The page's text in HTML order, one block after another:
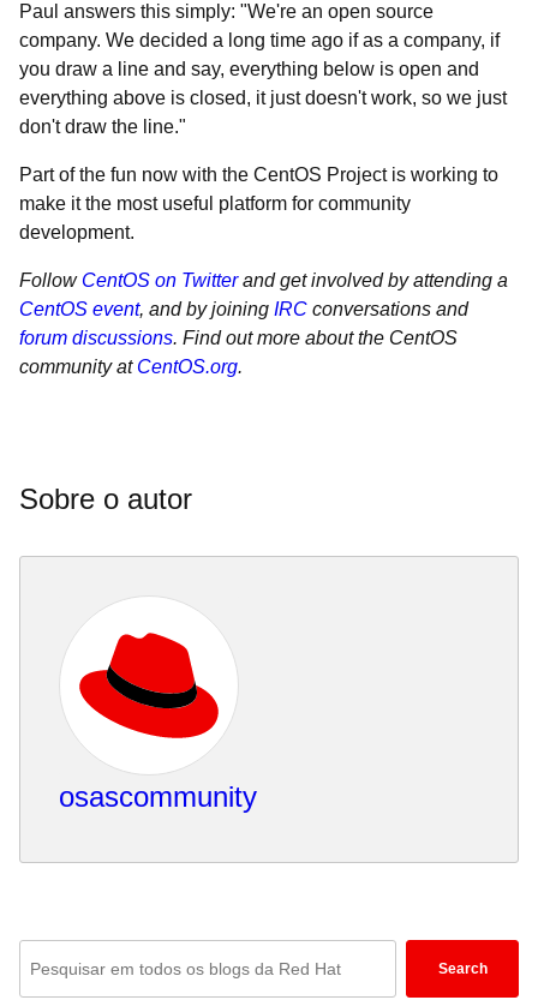
Paul answers this simply: "We're an open source
company. We decided a long time ago if as a company, if
you draw a line and say, everything below is open and
everything above is closed, it just doesn't work, so we just
don't draw the line."
Part of the fun now with the CentOS Project is working to
make it the most useful platform for community
development.
Follow CentOS on Twitterand get involved by attending a
CentOS event, and by joining IRC conversations and
forum discussions. Find out more about the CentOS
community at CentOS.org.
Sobre o autor
osascommunity
Search